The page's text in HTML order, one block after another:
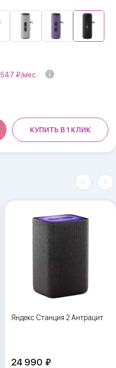
547 ₽/мес.
КУПИТЬ В 1 КЛИК
Яндекс Станция 2 Антрацит
24 990